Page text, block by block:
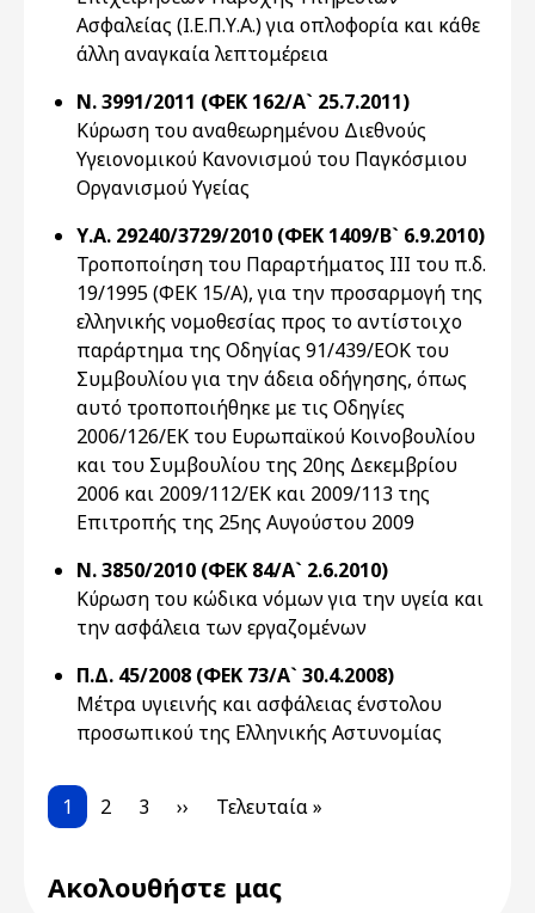
Ασφαλείας (Ι.Ε.Π.Υ.Α.) για οπλοφορία και κάθε
άλλη αναγκαία λεπτομέρεια
Ν. 3991/2011 (ΦΕΚ 162/Α` 25.7.2011)
Κύρωση του αναθεωρημένου Διεθνούς
Υγειονομικού Κανονισμού του Παγκόσμιου
Οργανισμού Υγείας
Υ.Α. 29240/3729/2010 (ΦΕΚ 1409/Β` 6.9.2010)
Τροποποίηση του Παραρτήματος ΙΙΙ του π.δ.
19/1995 (ΦΕΚ 15/Α), για την προσαρμογή της
ελληνικής νομοθεσίας προς το αντίστοιχο
παράρτημα της Οδηγίας 91/439/ΕΟΚ του
Συμβουλίου για την άδεια οδήγησης, όπως
αυτό τροποποιήθηκε με τις Οδηγίες
2006/126/ΕΚ του Ευρωπαϊκού Κοινοβουλίου
και του Συμβουλίου της 20ης Δεκεμβρίου
2006 και 2009/112/ΕΚ και 2009/113 της
Επιτροπής της 25ης Αυγούστου 2009
Ν. 3850/2010 (ΦΕΚ 84/Α` 2.6.2010)
Κύρωση του κώδικα νόμων για την υγεία και
την ασφάλεια των εργαζομένων
Π.Δ. 45/2008 (ΦΕΚ 73/Α` 30.4.2008)
Μέτρα υγιεινής και ασφάλειας ένστολου
προσωπικού της Ελληνικής Αστυνομίας
Pagination
Current page
1 Page
2 Page
3 Next page
›› Last page
Τελευταία »
Ακολουθήστε μας